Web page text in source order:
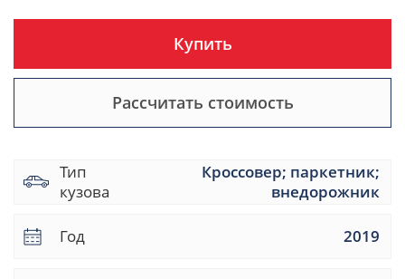
Купить
Рассчитать стоимость
Тип
кузова
Кроссовер; паркетник;
внедорожник
Год 2019